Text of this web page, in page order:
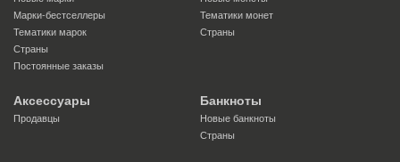
Марки-бестселлеры
Тематики марок
Страны
Постоянные заказы
Тематики монет
Страны
Аксессуары
Продавцы
Банкноты
Новые банкноты
Страны